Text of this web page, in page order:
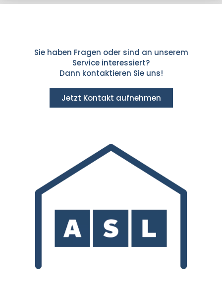
Sie haben Fragen oder sind an unserem
Service interessiert?
Dann kontaktieren Sie uns!
Jetzt Kontakt aufnehmen